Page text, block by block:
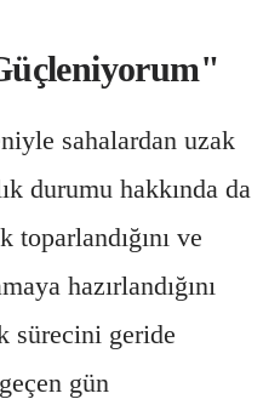
sahalardan uzak
durumu hakkında da
ve
hazırlandığını
sürecini geride
gün